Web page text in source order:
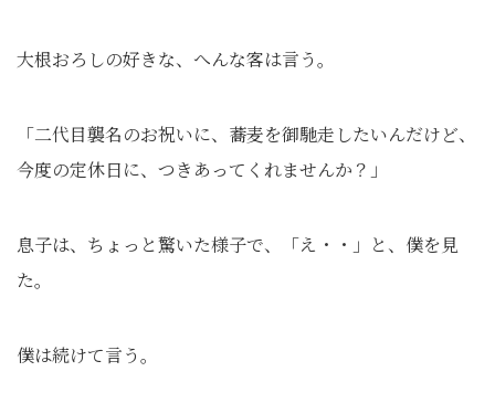
大根おろしの好きな、へんな客は言う。
「二代目襲名のお祝いに、蕎麦を御馳走したいんだけど、
今度の定休日に、つきあってくれませんか？」
息子は、ちょっと驚いた様子で、「え・・」と、僕を見
た。
僕は続けて言う。